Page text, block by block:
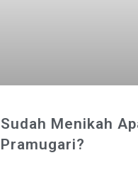
Sudah Menikah
Pramugari?